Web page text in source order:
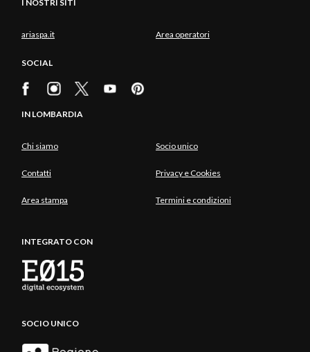
I NOSTRI SITI
ariaspa.it Area operatori
SOCIAL
IN LOMBARDIA
Chi siamo Socio unico
Contatti Privacy e Cookies
Area stampa Termini e condizioni
INTEGRATO CON
SOCIO UNICO